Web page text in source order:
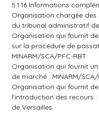
5.1.16 Informations
Organisation chargée
du tribunal administratif
Organisation qui fournit
sur la procédure de
MINARM/SCA/PFC-RBT
Organisation qui fournit
de marché : MINARM/SCA/
Organisation qui fournit
l'introduction des recours
de Versailles